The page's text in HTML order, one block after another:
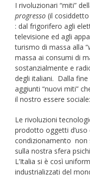
I rivoluzionari “miti”
progresso (il cosiddetto
: dal frigorifero agli
televisione ed agli
turismo di massa alla “
massa ai consumi di
sostanzialmente e
degli italiani. Dalla
aggiunti “nuovi miti”
il nostro essere
Le rivoluzioni
prodotto oggetti
condizionamento non
sulla nostra sfera
L’Italia si è così
industrializzati del